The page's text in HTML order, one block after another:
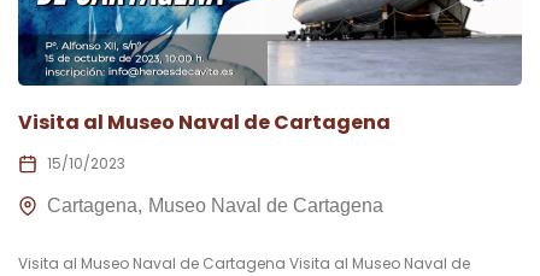
Visita al Museo Naval de Cartagena
15/10/2023
Cartagena Museo Naval de Cartagena
Visita al Museo Naval de Cartagena Visita al Museo Naval de